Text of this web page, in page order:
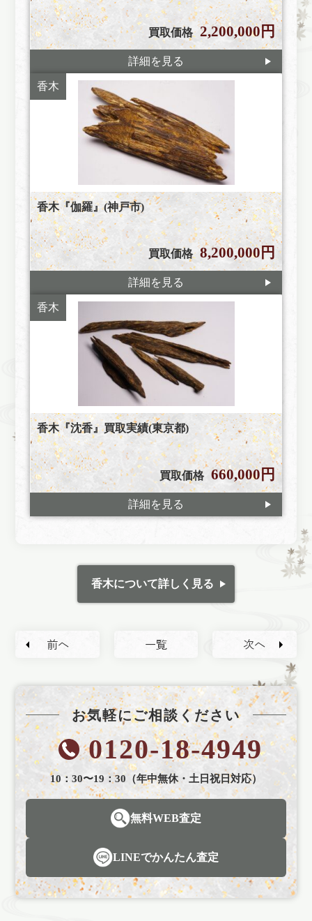
買取価格 2,200,000円
詳細を見る
香木
香木『伽羅』(神戸市)
買取価格 8,200,000円
詳細を見る
香木
香木『沈香』買取実績(東京都)
買取価格 660,000円
詳細を見る
香木について詳しく見る
前へ 一覧 次へ
お気軽にご相談ください
0120-18-4949
10：30〜19：30（年中無休・土日祝日対応）
無料WEB査定
LINEでかんたん査定